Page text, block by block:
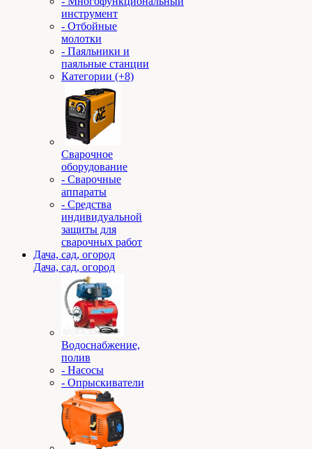
инструмент
- Отбойные
молотки
- Паяльники и
паяльные станции
Категории (+8)
Сварочное
оборудование
- Сварочные
аппараты
- Средства
индивидуальной
защиты для
сварочных работ
Дача, сад, огород
Дача, сад, огород
Водоснабжение,
полив
- Насосы
- Опрыскиватели